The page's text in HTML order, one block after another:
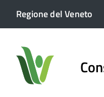
Regione del Veneto